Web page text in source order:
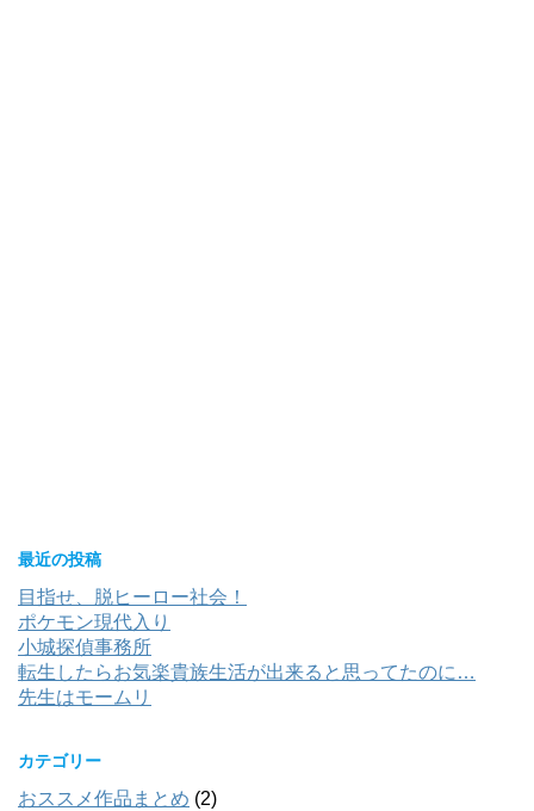
最近の投稿
目指せ、脱ヒーロー社会！
ポケモン現代入り
小城探偵事務所
転生したらお気楽貴族生活が出来ると思ってたのに…
先生はモームリ
カテゴリー
おススメ作品まとめ (2)